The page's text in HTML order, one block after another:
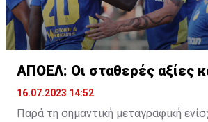
ΑΠΟΕΛ: Οι σταθερές αξίες
16.07.2023 14:52
Παρά τη σημαντική μεταγραφική